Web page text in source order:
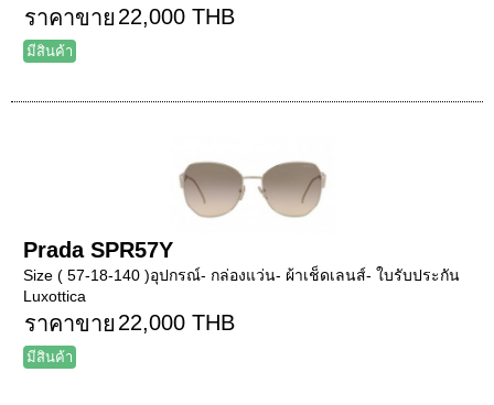
ราคาขาย 22,000 THB
มีสินค้า
Prada SPR57Y
Size ( 57-18-140 )อุปกรณ์- กล่องแว่น- ผ้าเช็ดเลนส์- ใบรับประกัน
Luxottica
ราคาขาย 22,000 THB
มีสินค้า